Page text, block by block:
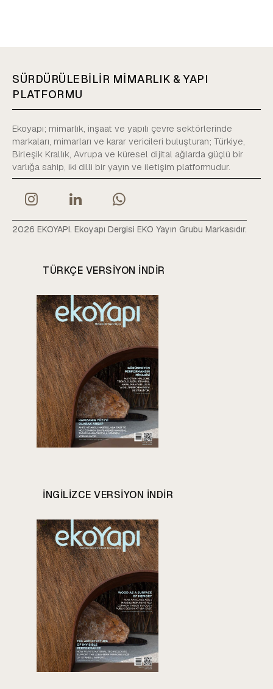
SÜRDÜRÜLEBİLİR MİMARLIK & YAPI
PLATFORMU
Ekoyapı; mimarlık, inşaat ve yapılı çevre sektörlerinde
markaları, mimarları ve karar vericileri buluşturan; Türkiye,
Birleşik Krallık, Avrupa ve küresel dijital ağlarda güçlü bir
varlığa sahip, iki dilli bir yayın ve iletişim platformudur.
2026 EKOYAPI. Ekoyapı Dergisi EKO Yayın Grubu Markasıdır.
TÜRKÇE VERSIYON INDIR
INGILIZCE VERSIYON INDIR